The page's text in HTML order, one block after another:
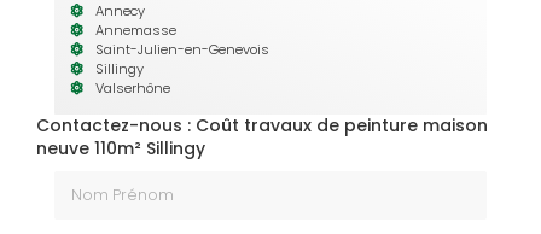
Annecy
Annemasse
Saint-Julien-en-Genevois
Sillingy
Valserhône
Contactez-nous : Coût travaux de peinture maison
neuve 110m² Sillingy